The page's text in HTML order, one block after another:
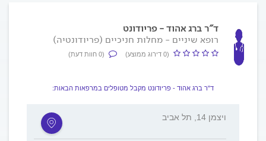
ד"ר ברג אהוד - פריודונט
רופא שיניים - מחלות חניכיים (פריודונטיה)
(0 דירוג ממוצע) (0 חוות דעת)
ד"ר ברג אהוד - פריודונט מקבל מטופלים במרפאות הבאות:
ויצמן 14, תל אביב